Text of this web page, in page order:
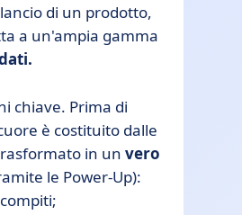
di un prodotto,
a un'ampia gamma
chiave. Prima di
è costituito dalle
in un vero
le Power-Up):